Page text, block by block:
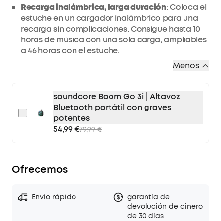
Recarga inalámbrica, larga duración: Coloca el
estuche en un cargador inalámbrico para una
recarga sin complicaciones. Consigue hasta 10
horas de música con una sola carga, ampliables
a 46 horas con el estuche.
Menos
soundcore Boom Go 3i | Altavoz
Bluetooth portátil con graves
potentes
54,99 €79,99 €
Ofrecemos
Envío rápido
garantía de
devolución de dinero
de 30 días